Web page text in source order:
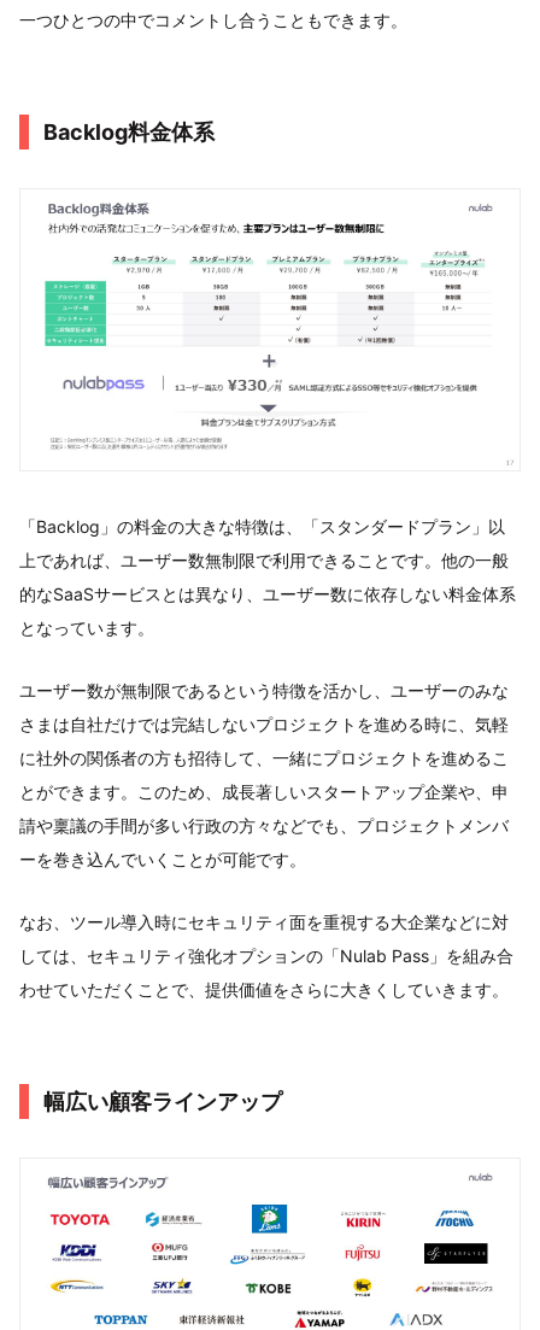
一つひとつの中でコメントし合うこともできます。
Backlog料金体系
「Backlog」の料金の大きな特徴は、「スタンダードプラン」以
上であれば、ユーザー数無制限で利用できることです。他の一般
的なSaaSサービスとは異なり、ユーザー数に依存しない料金体系
となっています。
ユーザー数が無制限であるという特徴を活かし、ユーザーのみな
さまは自社だけでは完結しないプロジェクトを進める時に、気軽
に社外の関係者の方も招待して、一緒にプロジェクトを進めるこ
とができます。このため、成長著しいスタートアップ企業や、申
請や稟議の手間が多い行政の方々などでも、プロジェクトメンバ
ーを巻き込んでいくことが可能です。
なお、ツール導入時にセキュリティ面を重視する大企業などに対
しては、セキュリティ強化オプションの「Nulab Pass」を組み合
わせていただくことで、提供価値をさらに大きくしていきます。
幅広い顧客ラインアップ